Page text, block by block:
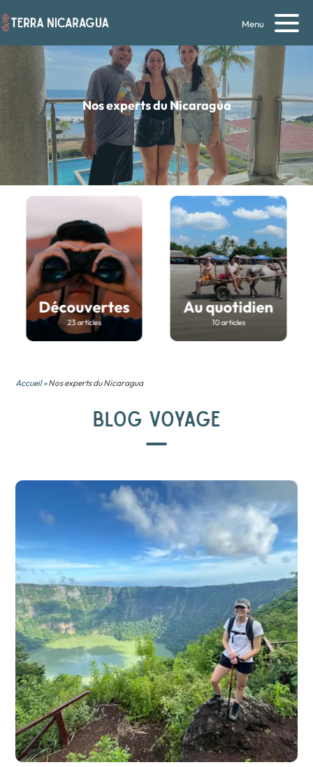
Menu
Nos experts du Nicaragua
Découvertes
23 articles
Au quotidien
10 articles
Accueil» Nos experts du Nicaragua
BLOG VOYAGE